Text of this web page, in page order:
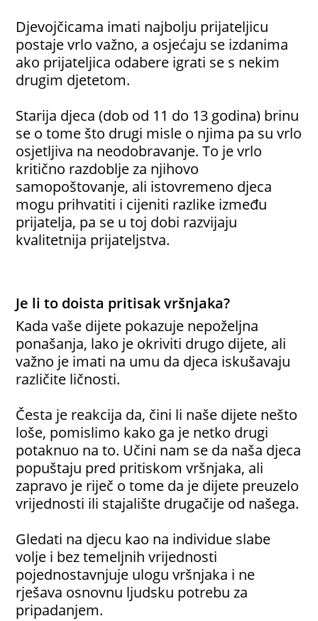
Djevojčicama imati najbolju prijateljicu
postaje vrlo važno, a osjećaju se izdanima
ako prijateljica odabere igrati se s nekim
drugim djetetom.
Starija djeca (dob od 11 do 13 godina) brinu
se o tome što drugi misle o njima pa su vrlo
osjetljiva na neodobravanje. To je vrlo
kritično razdoblje za njihovo
samopoštovanje, ali istovremeno djeca
mogu prihvatiti i cijeniti razlike između
prijatelja, pa se u toj dobi razvijaju
kvalitetnija prijateljstva.
Je li to doista pritisak vršnjaka?
Kada vaše dijete pokazuje nepoželjna
ponašanja, lako je okriviti drugo dijete, ali
važno je imati na umu da djeca iskušavaju
različite ličnosti.
Česta je reakcija da, čini li naše dijete nešto
loše, pomislimo kako ga je netko drugi
potaknuo na to. Učini nam se da naša djeca
popuštaju pred pritiskom vršnjaka, ali
zapravo je riječ o tome da je dijete preuzelo
vrijednosti ili stajalište drugačije od našega.
Gledati na djecu kao na individue slabe
volje i bez temeljnih vrijednosti
pojednostavnjuje ulogu vršnjaka i ne
rješava osnovnu ljudsku potrebu za
pripadanjem.